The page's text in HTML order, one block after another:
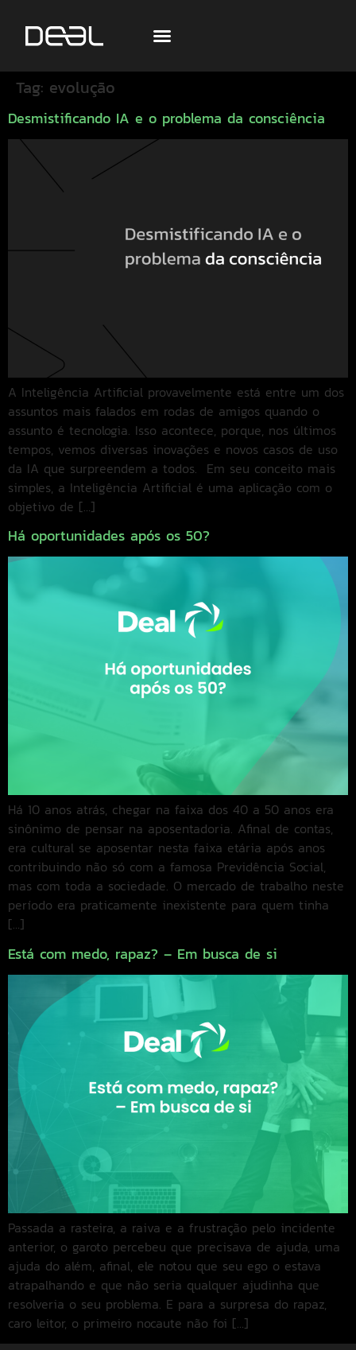
Tag: evolução
Desmistificando IA e o problema da consciência
A Inteligência Artificial provavelmente está entre um dos
assuntos mais falados em rodas de amigos quando o
assunto é tecnologia. Isso acontece, porque, nos últimos
tempos, vemos diversas inovações e novos casos de uso
da IA que surpreendem a todos. Em seu conceito mais
simples, a Inteligência Artificial é uma aplicação com o
objetivo de […]
Há oportunidades após os 50?
Há 10 anos atrás, chegar na faixa dos 40 a 50 anos era
sinônimo de pensar na aposentadoria. Afinal de contas,
era cultural se aposentar nesta faixa etária após anos
contribuindo não só com a famosa Previdência Social,
mas com toda a sociedade. O mercado de trabalho neste
período era praticamente inexistente para quem tinha
[…]
Está com medo, rapaz? – Em busca de si
Passada a rasteira, a raiva e a frustração pelo incidente
anterior, o garoto percebeu que precisava de ajuda, uma
ajuda do além, afinal, ele notou que seu ego o estava
atrapalhando e que não seria qualquer ajudinha que
resolveria o seu problema. E para a surpresa do rapaz,
caro leitor, o primeiro nocaute não foi […]